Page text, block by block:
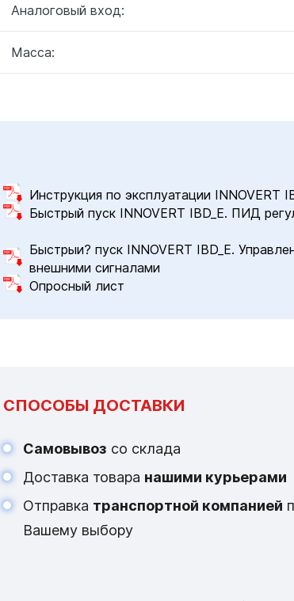
Аналоговый вход:
Масса:
Инструкция по эксплуатации INNOVERT
Быстрый пуск INNOVERT IBD_E. ПИД
Быстрыи? пуск INNOVERT IBD_E.
внешними сигналами
Опросный лист
СПОСОБЫ ДОСТАВКИ
Самовывоз со склада
Доставка товара нашими курьерами
Отправка транспортной компанией
Вашему выбору